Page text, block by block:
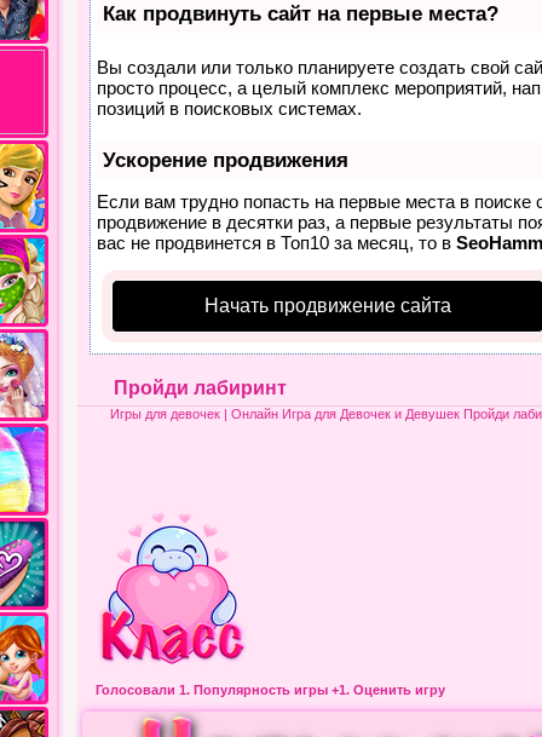
Как продвинуть сайт на первые места?
Вы создали или только планируете создать свой
просто процесс, а целый комплекс мероприятий,
позиций в поисковых системах.
Ускорение продвижения
Если вам трудно попасть на первые места в
продвижение в десятки раз, а первые результаты
вас не продвинется в Топ10 за месяц, то в
Начать продвижение сайта
Пройди лабиринт
Игры для девочек| Онлайн Игра для Девочек и Девушек Пройди
Голосовали 1. Популярность игры +1. Оценить игру